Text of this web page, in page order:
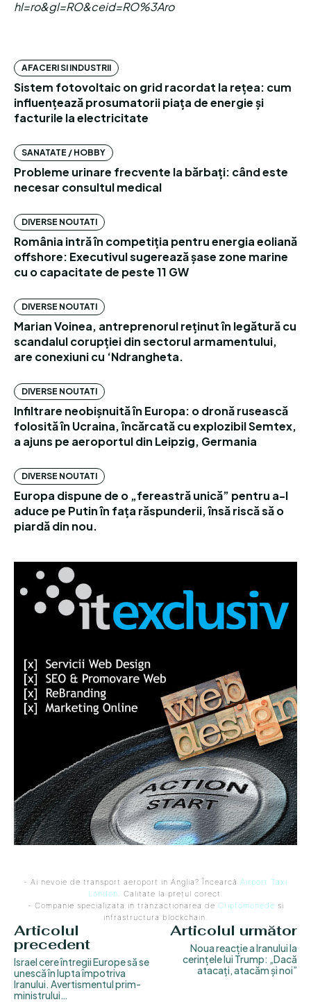
hl=ro&gl=RO&ceid=RO%3Aro
AFACERI SI INDUSTRII
Sistem fotovoltaic on grid racordat la rețea: cum
influențează prosumatorii piața de energie și
facturile la electricitate
SANATATE / HOBBY
Probleme urinare frecvente la bărbați: când este
necesar consultul medical
DIVERSE NOUTATI
România intră în competiția pentru energia eoliană
offshore: Executivul sugerează șase zone marine
cu o capacitate de peste 11 GW
DIVERSE NOUTATI
Marian Voinea, antreprenorul reținut în legătură cu
scandalul corupției din sectorul armamentului,
are conexiuni cu ‘Ndrangheta.
DIVERSE NOUTATI
Infiltrare neobișnuită în Europa: o dronă rusească
folosită în Ucraina, încărcată cu explozibil Semtex,
a ajuns pe aeroportul din Leipzig, Germania
DIVERSE NOUTATI
Europa dispune de o „fereastră unică” pentru a-l
aduce pe Putin în fața răspunderii, însă riscă să o
piardă din nou.
- Ai nevoie de transport aeroport in Anglia? Încearcă Airport Taxi
London. Calitate la prețul corect.
- Companie specializata in tranzactionarea de Criptomonede si
infrastructura blockchain.
Articolul
precedent
Israel cere întregii Europe să se
unescă în lupta împotriva
Iranului. Avertismentul prim-
ministrului…
Articolul următor
Noua reacție a Iranului la
cerințele lui Trump: „Dacă
atacați, atacăm și noi”